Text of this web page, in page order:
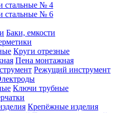
стальные № 4
стальные № 6
Баки, емкости
Круги отрезные
Пена монтажная
Режущий инструмент
Ключи трубные
Крепёжные изделия